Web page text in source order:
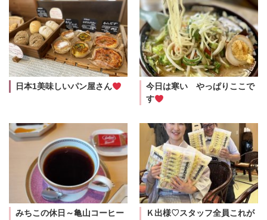
日本1美味しいパン屋さん
今日は寒い やっぱりここで
す
みちこの休日～亀山コーヒー
Ｋ出様♡スタッフ全員これが